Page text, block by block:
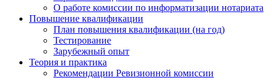
О работе комиссии по информатизации нотариата
Повышение квалификации
План повышения квалификации (на год)
Тестирование
Зарубежный опыт
Теория и практика
Рекомендации Ревизионной комиссии